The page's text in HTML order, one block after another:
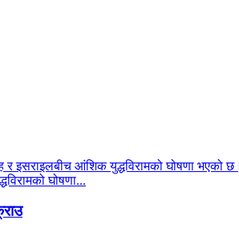
र इसराइलबीच आंशिक युद्धविरामको घोषणा
घोषणा...